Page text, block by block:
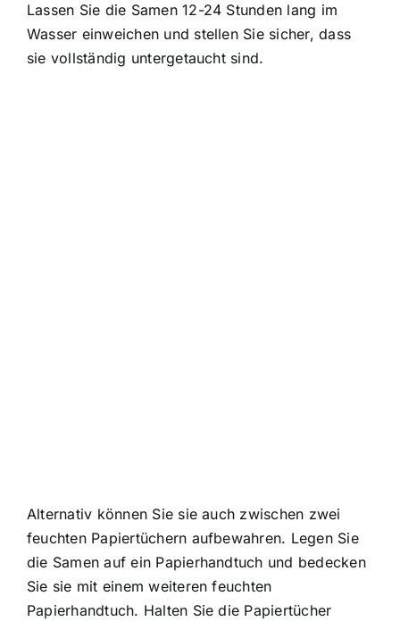
Lassen Sie die Samen 12-24 Stunden lang im
Wasser einweichen und stellen Sie sicher, dass
sie vollständig untergetaucht sind.
Alternativ können Sie sie auch zwischen zwei
feuchten Papiertüchern aufbewahren. Legen Sie
die Samen auf ein Papierhandtuch und bedecken
Sie sie mit einem weiteren feuchten
Papierhandtuch. Halten Sie die Papiertücher